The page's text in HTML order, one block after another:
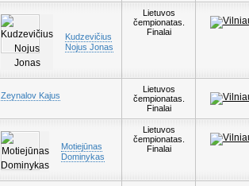
Kudzevičius
Nojus Jonas
Lietuvos
čempionatas.
Finalai
Zeynalov Kajus
Lietuvos
čempionatas.
Finalai
Motiejūnas
Dominykas
Lietuvos
čempionatas.
Finalai